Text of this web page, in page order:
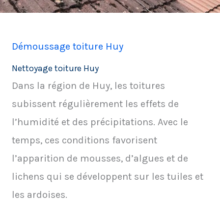
Démoussage toiture Huy
Nettoyage toiture Huy
Dans la région de Huy, les toitures
subissent régulièrement les effets de
l’humidité et des précipitations. Avec le
temps, ces conditions favorisent
l’apparition de mousses, d’algues et de
lichens qui se développent sur les tuiles et
les ardoises.